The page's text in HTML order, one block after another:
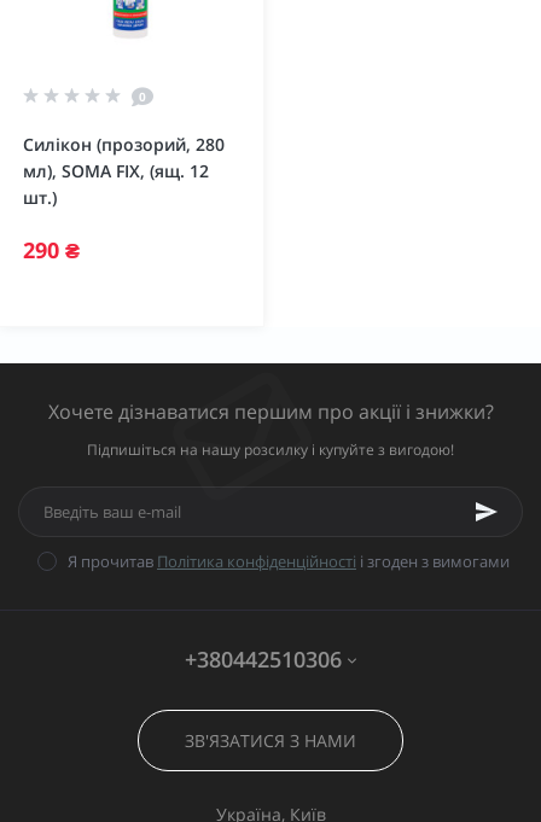
0
Силікон (прозорий, 280
мл), SOMA FIX, (ящ. 12
шт.)
290 ₴
Хочете дізнаватися першим про акції і знижки?
Підпишіться на нашу розсилку і купуйте з вигодою!
Я прочитав Політика конфіденційності і згоден з вимогами
+380442510306
ЗВ'ЯЗАТИСЯ З НАМИ
Україна, Київ